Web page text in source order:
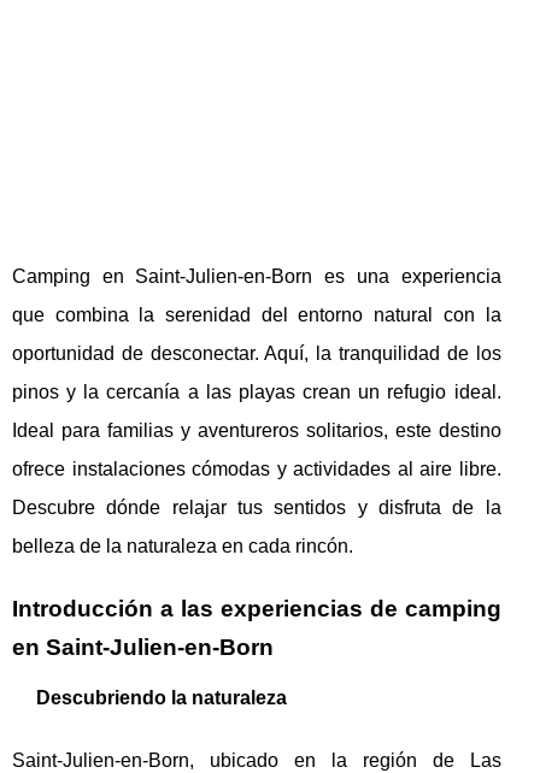
Camping en Saint-Julien-en-Born es una experiencia
que combina la serenidad del entorno natural con la
oportunidad de desconectar. Aquí, la tranquilidad de los
pinos y la cercanía a las playas crean un refugio ideal.
Ideal para familias y aventureros solitarios, este destino
ofrece instalaciones cómodas y actividades al aire libre.
Descubre dónde relajar tus sentidos y disfruta de la
belleza de la naturaleza en cada rincón.
Introducción a las experiencias de camping
en Saint-Julien-en-Born
Descubriendo la naturaleza
Saint-Julien-en-Born, ubicado en la región de Las